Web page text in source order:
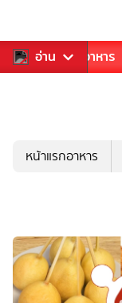
อ่าน
การเพลง อาหาร
หน้าแรกอาหาร